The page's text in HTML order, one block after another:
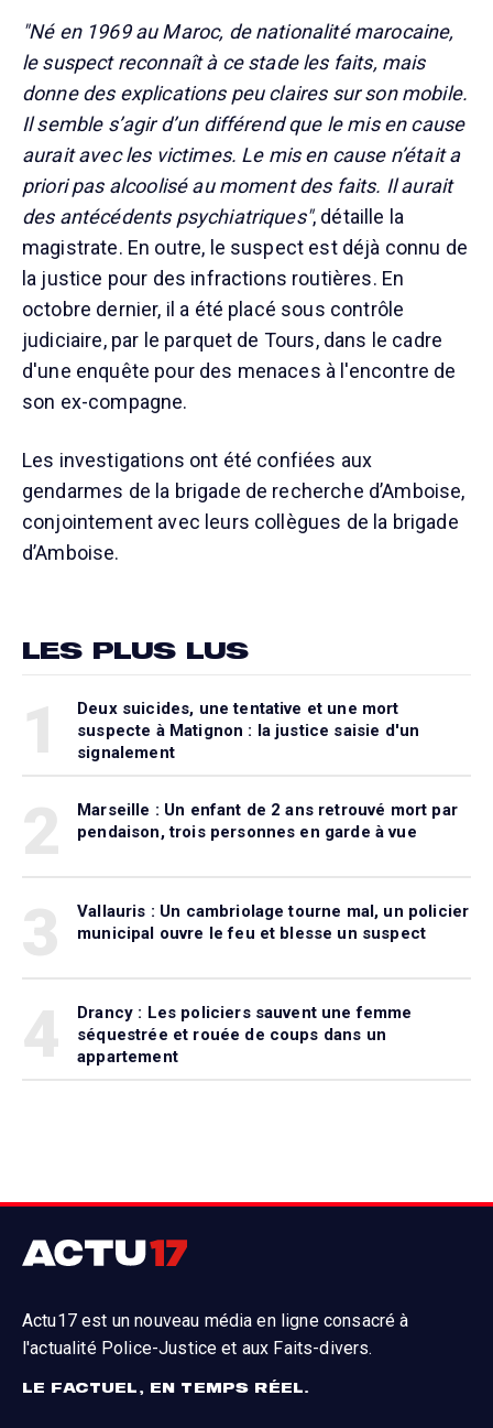
"Né en 1969 au Maroc, de nationalité marocaine,
le suspect reconnaît à ce stade les faits, mais
donne des explications peu claires sur son mobile.
Il semble s’agir d’un différend que le mis en cause
aurait avec les victimes. Le mis en cause n’était a
priori pas alcoolisé au moment des faits. Il aurait
des antécédents psychiatriques", détaille la
magistrate. En outre, le suspect est déjà connu de
la justice pour des infractions routières. En
octobre dernier, il a été placé sous contrôle
judiciaire, par le parquet de Tours, dans le cadre
d'une enquête pour des menaces à l'encontre de
son ex-compagne.
Les investigations ont été confiées aux
gendarmes de la brigade de recherche d’Amboise,
conjointement avec leurs collègues de la brigade
d’Amboise.
LES PLUS LUS
Deux suicides, une tentative et une mort
suspecte à Matignon : la justice saisie d'un
signalement
Marseille : Un enfant de 2 ans retrouvé mort par
pendaison, trois personnes en garde à vue
Vallauris : Un cambriolage tourne mal, un policier
municipal ouvre le feu et blesse un suspect
Drancy : Les policiers sauvent une femme
séquestrée et rouée de coups dans un
appartement
Actu17 est un nouveau média en ligne consacré à
l'actualité Police-Justice et aux Faits-divers.
LE FACTUEL, EN TEMPS RÉEL.